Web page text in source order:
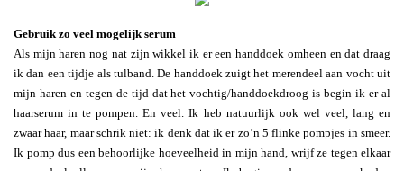
Gebruik zo veel mogelijk serum
Als mijn haren nog nat zijn wikkel ik er een handdoek omheen en dat draag
ik dan een tijdje als tulband. De handdoek zuigt het merendeel aan vocht uit
mijn haren en tegen de tijd dat het vochtig/handdoekdroog is begin ik er al
haarserum in te pompen. En veel. Ik heb natuurlijk ook wel veel, lang en
zwaar haar, maar schrik niet: ik denk dat ik er zo’n 5 flinke pompjes in smeer.
Ik pomp dus een behoorlijke hoeveelheid in mijn hand, wrijf ze tegen elkaar